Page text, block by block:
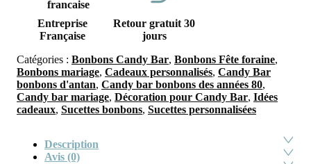
Entreprise
Française
Retour gratuit 30
jours
Catégories : Bonbons Candy Bar, Bonbons Fête foraine,
Bonbons mariage, Cadeaux personnalisés, Candy Bar
bonbons d'antan, Candy bar bonbons des années 80,
Candy bar mariage, Décoration pour Candy Bar, Idées
cadeaux, Sucettes bonbons, Sucettes personnalisées
Description
Avis (0)